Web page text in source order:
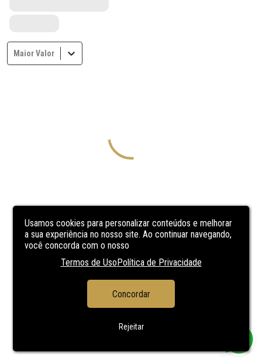
Usamos cookies para personalizar conteúdos e melhorar
a sua experiência no nosso site. Ao continuar navegando,
você concorda com o nosso
Termos de UsoPolítica de Privacidade
Concordar
Rejeitar
Maior Valor